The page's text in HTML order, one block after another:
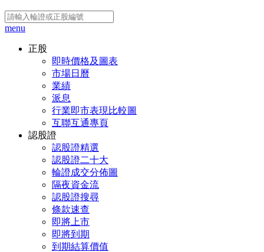
menu
正股
即時價格及圖表
市場日曆
業績
派息
行業即市表現比較圖
互聯互通專頁
認股證
認股證精選
認股證二十大
輪證成交分佈圖
隔夜資金流
認股證搜尋
條款速查
即將上市
即將到期
到期結算價值